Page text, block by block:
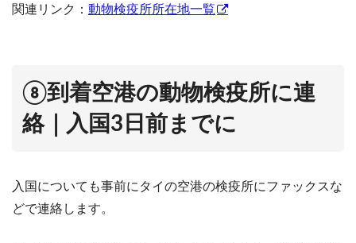
関連リンク： 動物検疫所所在地一覧
⑧到着空港の動物検疫所に連
絡｜入国3日前までに
入国についても事前にタイの空港の検疫所にファックスな
どで連絡します。